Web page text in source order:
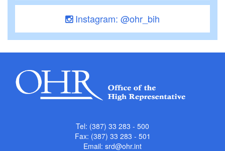
Instagram: @ohr_bih
Tel: (387) 33 283 - 500
Fax: (387) 33 283 - 501
Email: srd@ohr.int